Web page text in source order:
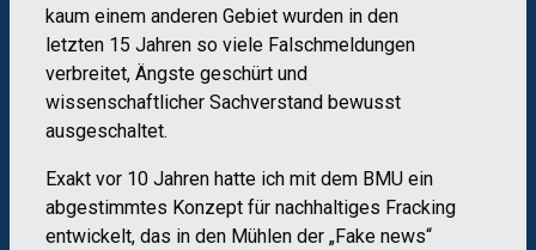
kaum einem anderen Gebiet wurden in den
letzten 15 Jahren so viele Falschmeldungen
verbreitet, Ängste geschürt und
wissenschaftlicher Sachverstand bewusst
ausgeschaltet.
Exakt vor 10 Jahren hatte ich mit dem BMU ein
abgestimmtes Konzept für nachhaltiges Fracking
entwickelt, das in den Mühlen der „Fake news“